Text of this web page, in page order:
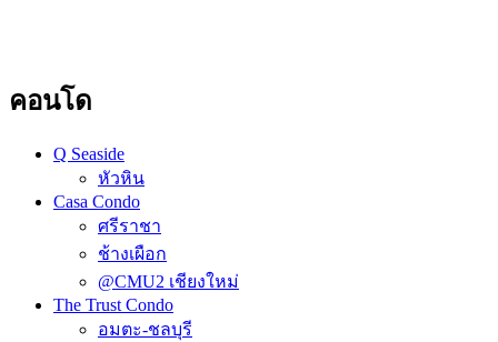
คอนโด
Q Seaside
หัวหิน
Casa Condo
ศรีราชา
ช้างเผือก
@CMU2 เชียงใหม่
The Trust Condo
อมตะ-ชลบุรี